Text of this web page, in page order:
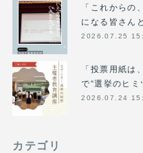
「これから
になる皆さん
2026.07.25
「投票用紙は
で“選挙のヒミ
2026.07.24
カテゴリ